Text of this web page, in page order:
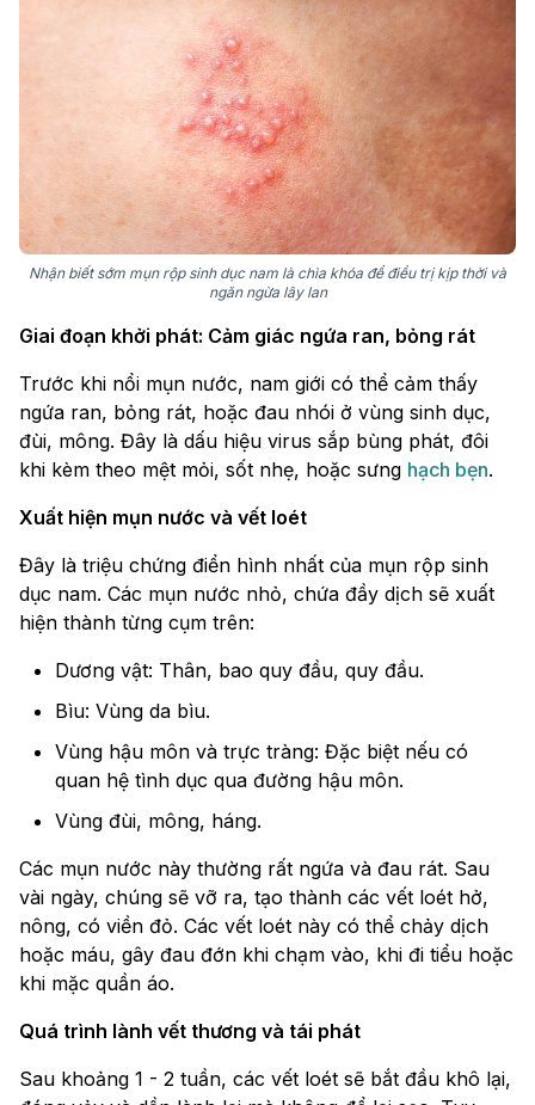
Nhận biết sớm mụn rộp sinh dục nam là chìa khóa để điều trị kịp thời và
ngăn ngừa lây lan
Giai đoạn khởi phát: Cảm giác ngứa ran, bỏng rát
Trước khi nổi mụn nước, nam giới có thể cảm thấy
ngứa ran, bỏng rát, hoặc đau nhói ở vùng sinh dục,
đùi, mông. Đây là dấu hiệu virus sắp bùng phát, đôi
khi kèm theo mệt mỏi, sốt nhẹ, hoặc sưng hạch bẹn.
Xuất hiện mụn nước và vết loét
Đây là triệu chứng điển hình nhất của mụn rộp sinh
dục nam. Các mụn nước nhỏ, chứa đầy dịch sẽ xuất
hiện thành từng cụm trên:
Dương vật: Thân, bao quy đầu, quy đầu.
Bìu: Vùng da bìu.
Vùng hậu môn và trực tràng: Đặc biệt nếu có
quan hệ tình dục qua đường hậu môn.
Vùng đùi, mông, háng.
Các mụn nước này thường rất ngứa và đau rát. Sau
vài ngày, chúng sẽ vỡ ra, tạo thành các vết loét hở,
nông, có viền đỏ. Các vết loét này có thể chảy dịch
hoặc máu, gây đau đớn khi chạm vào, khi đi tiểu hoặc
khi mặc quần áo.
Quá trình lành vết thương và tái phát
Sau khoảng 1 - 2 tuần, các vết loét sẽ bắt đầu khô lại,